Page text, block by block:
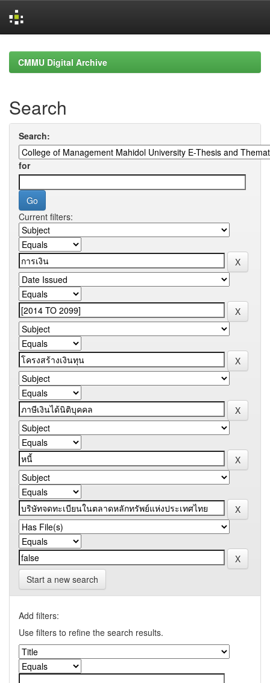
navigationCMMU Digital Archive
Search
Search:
for
Current filters:
Start a new search
Add filters:
Use filters to refine the search results.